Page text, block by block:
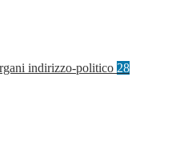
indirizzo-politico 28